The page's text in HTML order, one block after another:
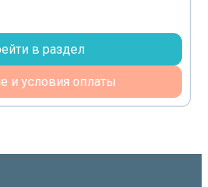
в раздел
и условия оплаты